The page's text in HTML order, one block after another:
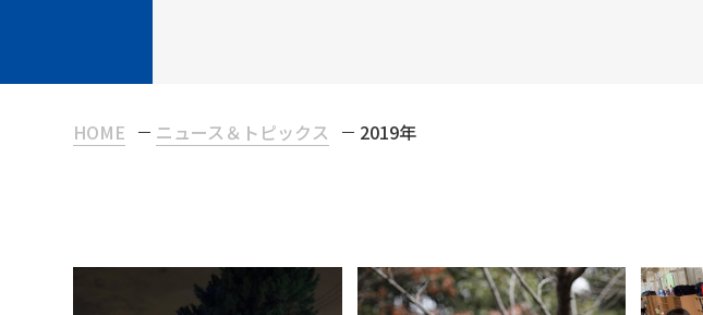
HOME ニュース＆トピックス 2019年